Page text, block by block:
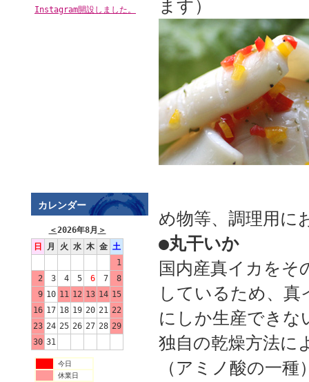
Instagram開設しました。
カレンダー
＜2026年8月 ＞
日
月 火 水 木 金 土
1
2
3 4 5 6 7
8
9 10 11 12 13 14 15
16 17 18 19 20 21 22
23 24 25 26 27 28 29
30 31
今日
休業日
ます）
め物等、調理用に
●丸干いか
国内産真イカをそ
しているため、真
にしか生産できな
独自の乾燥方法に
（アミノ酸の一